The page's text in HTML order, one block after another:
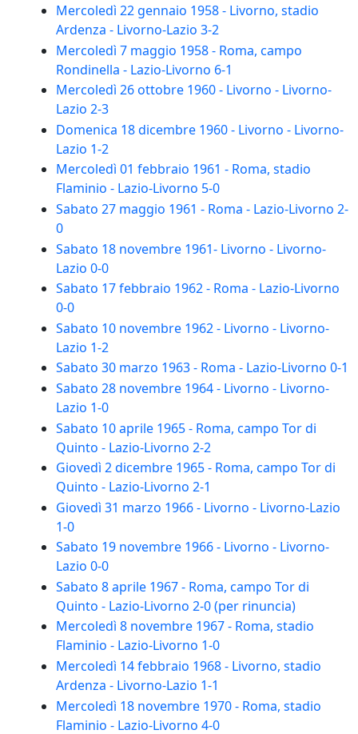
Mercoledì 22 gennaio 1958 - Livorno, stadio
Ardenza - Livorno-Lazio 3-2
Mercoledì 7 maggio 1958 - Roma, campo
Rondinella - Lazio-Livorno 6-1
Mercoledì 26 ottobre 1960 - Livorno - Livorno-
Lazio 2-3
Domenica 18 dicembre 1960 - Livorno - Livorno-
Lazio 1-2
Mercoledì 01 febbraio 1961 - Roma, stadio
Flaminio - Lazio-Livorno 5-0
Sabato 27 maggio 1961 - Roma - Lazio-Livorno 2-
0
Sabato 18 novembre 1961- Livorno - Livorno-
Lazio 0-0
Sabato 17 febbraio 1962 - Roma - Lazio-Livorno
0-0
Sabato 10 novembre 1962 - Livorno - Livorno-
Lazio 1-2
Sabato 30 marzo 1963 - Roma - Lazio-Livorno 0-1
Sabato 28 novembre 1964 - Livorno - Livorno-
Lazio 1-0
Sabato 10 aprile 1965 - Roma, campo Tor di
Quinto - Lazio-Livorno 2-2
Giovedì 2 dicembre 1965 - Roma, campo Tor di
Quinto - Lazio-Livorno 2-1
Giovedì 31 marzo 1966 - Livorno - Livorno-Lazio
1-0
Sabato 19 novembre 1966 - Livorno - Livorno-
Lazio 0-0
Sabato 8 aprile 1967 - Roma, campo Tor di
Quinto - Lazio-Livorno 2-0 (per rinuncia)
Mercoledì 8 novembre 1967 - Roma, stadio
Flaminio - Lazio-Livorno 1-0
Mercoledì 14 febbraio 1968 - Livorno, stadio
Ardenza - Livorno-Lazio 1-1
Mercoledì 18 novembre 1970 - Roma, stadio
Flaminio - Lazio-Livorno 4-0